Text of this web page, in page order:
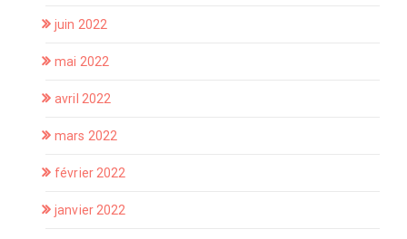
juin 2022
mai 2022
avril 2022
mars 2022
février 2022
janvier 2022